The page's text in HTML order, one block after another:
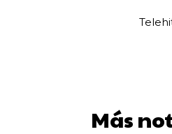
Más